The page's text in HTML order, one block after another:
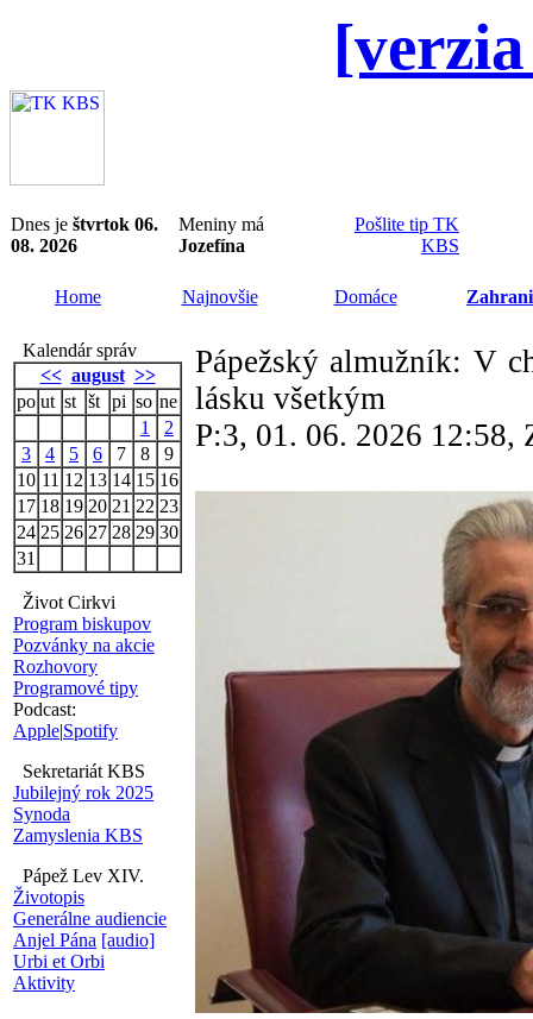
Dnes je štvrtok 06.
08. 2026
Meniny má
Jozefína
Pošlite tip TK
KBS
Home Najnovšie Domáce
Kalendár správ
<< august >>
po ut st št pi so ne
1
2
3
4 5 6 7 8
9
10 11 12 13 14 15 16
17 18 19 20 21 22 23
24 25 26 27 28 29 30
31
Život Cirkvi
Program biskupov
Pozvánky na akcie
Rozhovory
Programové tipy
Podcast:
Apple|Spotify
Sekretariát KBS
Jubilejný rok 2025
Synoda
Zamyslenia KBS
Pápež Lev XIV.
Životopis
Generálne audiencie
Anjel Pána [audio]
Urbi et Orbi
Aktivity
Pápežský almužník: V
lásku všetkým
P:3, 01. 06. 2026 12:58,